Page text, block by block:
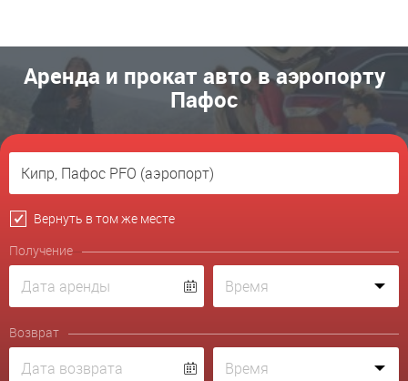
Аренда и прокат авто в аэропорту
Пафос
Вернуть в том же месте
Получение
Возврат